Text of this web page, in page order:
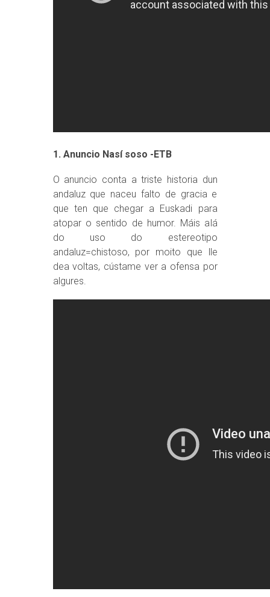
1. Anuncio Nasí soso -ETB
O anuncio conta a triste historia dun
andaluz que naceu falto de gracia e
que ten que chegar a Euskadi para
atopar o sentido de humor. Máis alá
do uso do estereotipo
andaluz=chistoso, por moito que lle
dea voltas, cústame ver a ofensa por
algures.